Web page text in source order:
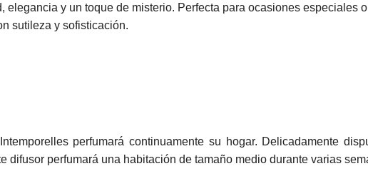
y un toque de misterio. Perfecta para ocasiones especiales
sutileza y sofisticación.
perfumará continuamente su hogar. Delicadamente
perfumará una habitación de tamaño medio durante varias